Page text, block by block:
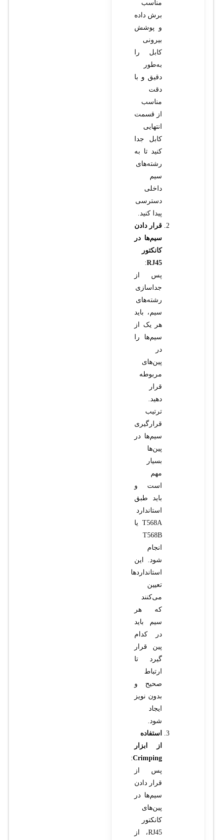
مناسب
برش داده
و پوشش
بیرونی
کابل را
به‌طور
دقیق و با
دقت
مناسب
از قسمت
انتهایی
کابل جدا
کنید تا به
رشته‌های
سیم
داخلی
دسترسی
پیدا کنید.
قرار دادن
سیم‌ها در
کانکتور
RJ45
:
پس از
جداسازی
رشته‌های
سیم، باید
هر یک از
سیم‌ها را
در
پین‌های
مربوطه
قرار
دهید.
ترتیب
قرارگیری
سیم‌ها در
پین‌ها
بسیار
مهم
است و
باید طبق
استاندارد
T568A یا
T568B
انجام
شود. این
استانداردها
تعیین
می‌کنند
که هر
سیم باید
در کدام
پین قرار
گیرد تا
ارتباط
صحیح و
بدون نویز
ایجاد
شود.
استفاده
از ابزار
Crimping
:
پس از
قرار دادن
سیم‌ها در
پین‌های
کانکتور
RJ45، از